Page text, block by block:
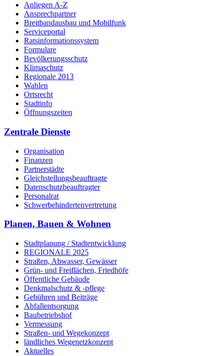
Anliegen A-Z
Ansprechpartner
Breitbandausbau und Mobilfunk
Serviceportal
Ratsinformationssystem
Formulare
Bevölkerungsschutz
Klimaschutz
Regionale 2013
Wahlen
Ortsrecht
Stadtinfo
Öffnungszeiten
Zentrale Dienste
Organisation
Finanzen
Partnerstädte
Gleichstellungsbeauftragte
Datenschutzbeauftragter
Personalrat
Schwerbehinderten­vertretung
Planen, Bauen & Wohnen
Stadtplanung / Stadtentwicklung
REGIONALE 2025
Straßen, Abwasser, Gewässer
Grün- und Freiflächen, Friedhöfe
Öffentliche Gebäude
Denkmalschutz & -pflege
Gebühren und Beiträge
Abfallentsorgung
Baubetriebshof
Vermessung
Straßen- und Wegekonzept
ländliches Wegenetzkonzept
Aktuelles